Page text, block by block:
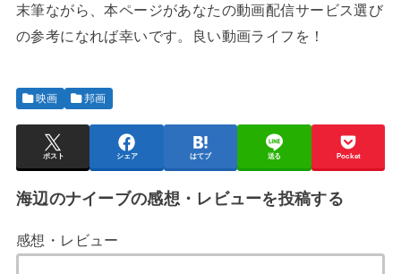
末筆ながら、本ページがあなたの動画配信サービス選び
の参考になれば幸いです。良い動画ライフを！
映画 邦画
ポスト シェア はてブ 送る Pocket
海辺のナイーブの感想・レビューを投稿する
感想・レビュー